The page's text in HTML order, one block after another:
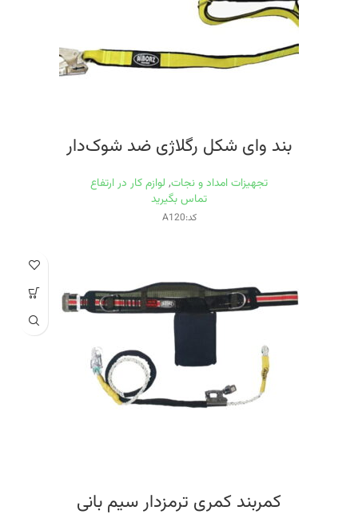
بند وای شكل رگلاژی ضد شوک‌دار
تجهیزات امداد و نجات, لوازم کار در ارتفاع
تماس بگیرید
کد:A120
کمربند کمری ترمزدار سيم بانی